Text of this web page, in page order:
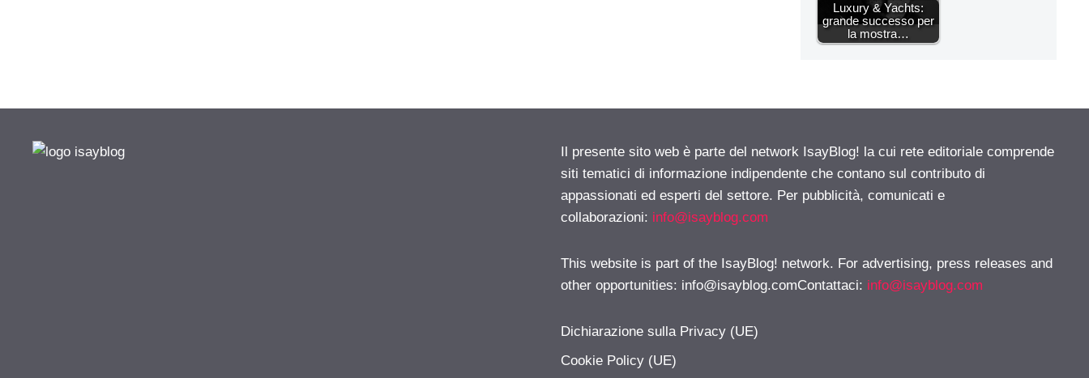
Luxury & Yachts:
grande successo per
la mostra…
Il presente sito web è parte del network IsayBlog! la cui rete editoriale comprende
siti tematici di informazione indipendente che contano sul contributo di
appassionati ed esperti del settore. Per pubblicità, comunicati e
collaborazioni: info@isayblog.com
This website is part of the IsayBlog! network. For advertising, press releases and
other opportunities: info@isayblog.comContattaci: info@isayblog.com
Dichiarazione sulla Privacy (UE)
Cookie Policy (UE)